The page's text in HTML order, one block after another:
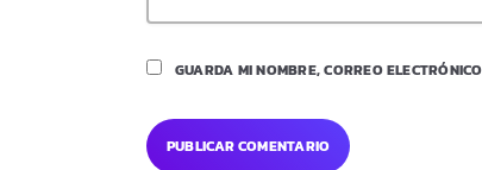
GUARDA MI NOMBRE, CORREO